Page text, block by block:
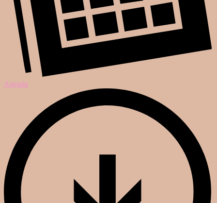
Agenda